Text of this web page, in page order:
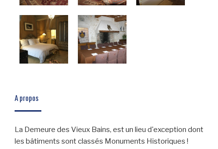
A propos
La Demeure des Vieux Bains, est un lieu d'exception dont
les bâtiments sont classés Monuments Historiques !